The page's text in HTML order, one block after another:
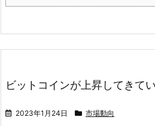
ビットコインが上昇してきて
2023年1月24日 市場動向